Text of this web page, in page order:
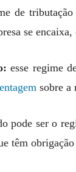
de
se
esse regime
sobre a
pode ser o
têm